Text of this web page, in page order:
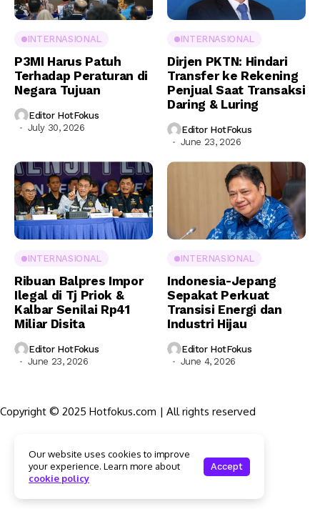
INTERNASIONAL
P3MI Harus Patuh
Terhadap Peraturan di
Negara Tujuan
Editor HotFokus
July 30, 2026
INTERNASIONAL
Dirjen PKTN: Hindari
Transfer ke Rekening
Penjual Saat Transaksi
Daring & Luring
Editor HotFokus
June 23, 2026
INTERNASIONAL
Ribuan Balpres Impor
Ilegal di Tj Priok &
Kalbar Senilai Rp41
Miliar Disita
Editor HotFokus
June 23, 2026
INTERNASIONAL
Indonesia-Jepang
Sepakat Perkuat
Transisi Energi dan
Industri Hijau
Editor HotFokus
June 4, 2026
Copyright © 2025 Hotfokus.com | All rights reserved
Struktur Organisasi
Kode Etik Jurnalistik
Pedoman Pemberitaan Media Siber
Our website uses cookies to improve
your experience. Learn more about
cookie policy
Accept